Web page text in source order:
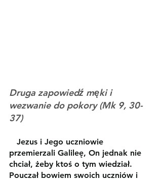
Druga zapowiedź męki i
wezwanie do pokory (Mk 9, 30-
37)
Jezus i Jego uczniowie
przemierzali Galileę, On jednak nie
chciał, żeby ktoś o tym wiedział.
Pouczał bowiem swoich uczniów i